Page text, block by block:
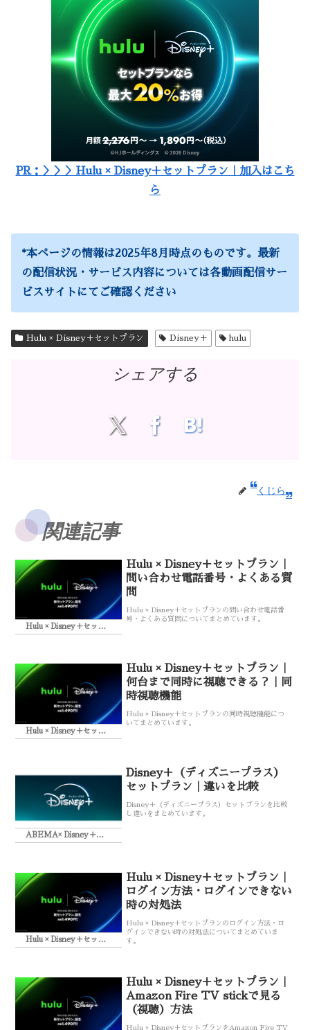
PR：＞＞＞Hulu × Disney＋セットプラン｜加入はこち
ら
*本ページの情報は2025年8月時点のものです。最新
の配信状況・サービス内容については各動画配信サー
ビスサイトにてご確認ください
Hulu × Disney＋セットプラン Disney＋ hulu
シェアする
くじら
関連記事
Hulu × Disney＋セットプラン
Hulu × Disney＋セットプラン｜
問い合わせ電話番号・よくある質
問
Hulu × Disney＋セットプランの問い合わせ電話番
号・よくある質問についてまとめています。
Hulu × Disney＋セットプラン
Hulu × Disney＋セットプラン｜
何台まで同時に視聴できる？｜同
時視聴機能
Hulu × Disney＋セットプランの同時視聴機能につ
いてまとめています。
ABEMA× Disney＋セットプラン
Disney＋（ディズニープラス）
セットプラン｜違いを比較
Disney＋（ディズニープラス）セットプランを比較
し違いをまとめています。
Hulu × Disney＋セットプラン
Hulu × Disney＋セットプラン｜
ログイン方法・ログインできない
時の対処法
Hulu × Disney＋セットプランのログイン方法・ロ
グインできない時の対処法についてまとめていま
す。
Hulu × Disney＋セットプラン｜
Amazon Fire TV stickで見る
（視聴）方法
Hulu × Disney＋セットプランをAmazon Fire TV